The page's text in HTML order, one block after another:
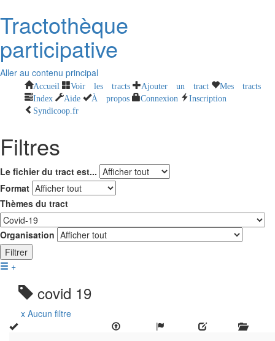
Tractothèque
participative
Aller au contenu principal
Accueil Voir les tracts Ajouter un tract
Mes tracts
Index
Aide À propos Connexion
Inscription
Syndicoop.fr
Filtres
Le fichier du tract est...
Format
Thèmes du tract
Organisation
Filtrer
+
covid 19
x Aucun filtre